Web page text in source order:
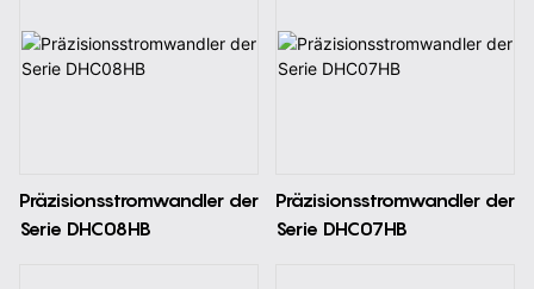
Präzisionsstromwandler der
Serie DHC08HB
Präzisionsstromwandler der
Serie DHC07HB